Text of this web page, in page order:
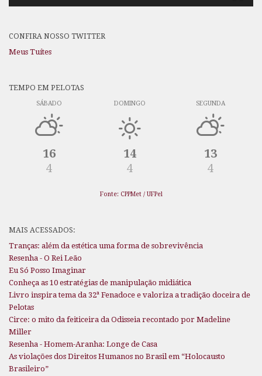
CONFIRA NOSSO TWITTER
Meus Tuítes
TEMPO EM PELOTAS
SÁBADO
16
4
DOMINGO
14
4
SEGUNDA
13
4
Fonte: CPPMet / UFPel
MAIS ACESSADOS:
Tranças: além da estética uma forma de sobrevivência
Resenha - O Rei Leão
Eu Só Posso Imaginar
Conheça as 10 estratégias de manipulação midiática
Livro inspira tema da 32ª Fenadoce e valoriza a tradição doceira de
Pelotas
Circe: o mito da feiticeira da Odisseia recontado por Madeline
Miller
Resenha - Homem-Aranha: Longe de Casa
As violações dos Direitos Humanos no Brasil em “Holocausto
Brasileiro”